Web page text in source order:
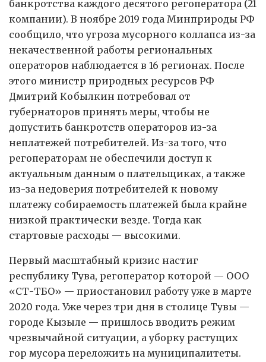
банкротства каждого десятого регоператора (21
компании). В ноябре 2019 года Минприроды РФ
сообщило, что угроза мусорного коллапса из-за
некачественной работы региональных
операторов наблюдается в 16 регионах. После
этого министр природных ресурсов РФ
Дмитрий Кобылкин потребовал от
губернаторов принять меры, чтобы не
допустить банкротств операторов из-за
неплатежей потребителей. Из-за того, что
регоператорам не обеспечили доступ к
актуальным данным о плательщиках, а также
из-за недоверия потребителей к новому
платежу собираемость платежей была крайне
низкой практически везде. Тогда как
стартовые расходы — высокими.
Первый масштабный кризис настиг
республику Тува, регоператор которой — ООО
«СТ-ТБО» — приостановил работу уже в марте
2020 года. Уже через три дня в столице Тувы —
городе Кызыле — пришлось вводить режим
чрезвычайной ситуации, а уборку растущих
гор мусора переложить на муниципалитеты.